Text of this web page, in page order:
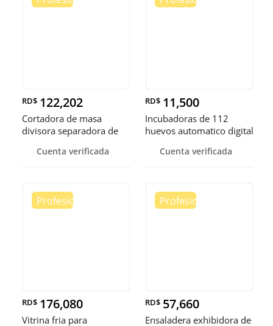
RD$ 122,202
Cortadora de masa
divisora separadora de
Cuenta verificada
RD$ 11,500
Incubadoras de 112
huevos automatico digital
Cuenta verificada
RD$ 176,080
Vitrina fria para
RD$ 57,660
Ensaladera exhibidora de